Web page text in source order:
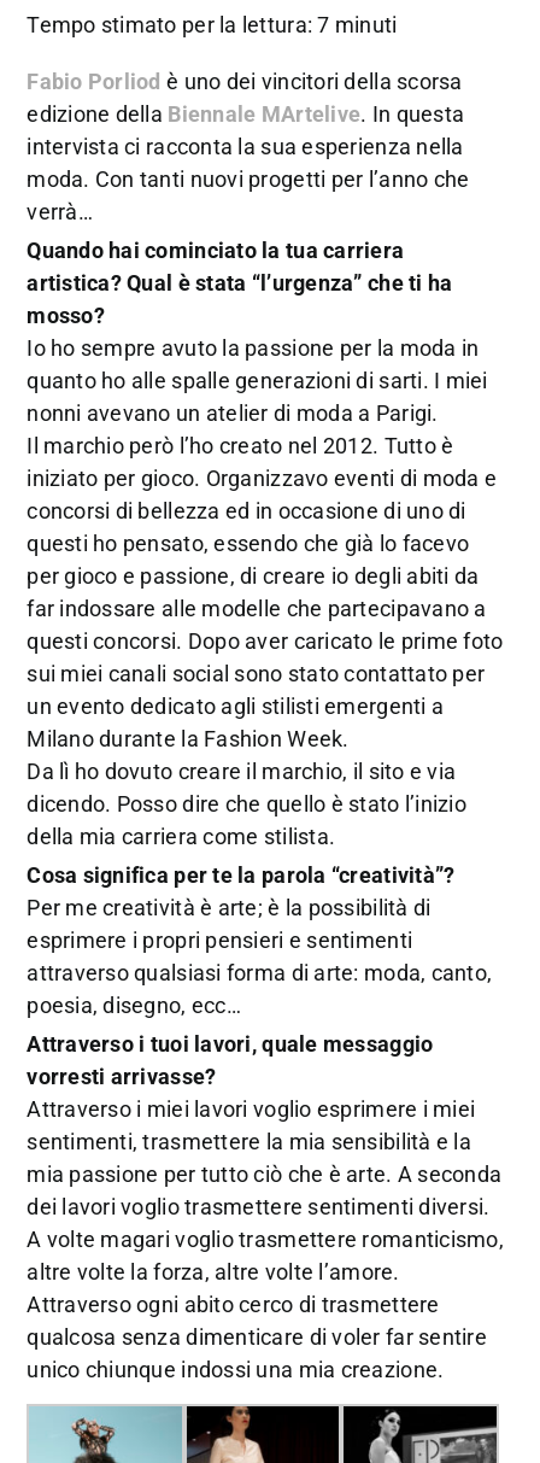
Tempo stimato per la lettura: 7 minuti
Fabio Porliodè uno dei vincitori della scorsa
edizione della Biennale MArtelive. In questa
intervista ci racconta la sua esperienza nella
moda. Con tanti nuovi progetti per l’anno che
verrà…
Quando hai cominciato la tua carriera
artistica? Qual è stata “l’urgenza” che ti ha
mosso?
Io ho sempre avuto la passione per la moda in
quanto ho alle spalle generazioni di sarti. I miei
nonni avevano un atelier di moda a Parigi.
Il marchio però l’ho creato nel 2012. Tutto è
iniziato per gioco. Organizzavo eventi di moda e
concorsi di bellezza ed in occasione di uno di
questi ho pensato, essendo che già lo facevo
per gioco e passione, di creare io degli abiti da
far indossare alle modelle che partecipavano a
questi concorsi. Dopo aver caricato le prime foto
sui miei canali social sono stato contattato per
un evento dedicato agli stilisti emergenti a
Milano durante la Fashion Week.
Da lì ho dovuto creare il marchio, il sito e via
dicendo. Posso dire che quello è stato l’inizio
della mia carriera come stilista.
Cosa significa per te la parola “creatività”?
Per me creatività è arte; è la possibilità di
esprimere i propri pensieri e sentimenti
attraverso qualsiasi forma di arte: moda, canto,
poesia, disegno, ecc…
Attraverso i tuoi lavori, quale messaggio
vorresti arrivasse?
Attraverso i miei lavori voglio esprimere i miei
sentimenti, trasmettere la mia sensibilità e la
mia passione per tutto ciò che è arte. A seconda
dei lavori voglio trasmettere sentimenti diversi.
A volte magari voglio trasmettere romanticismo,
altre volte la forza, altre volte l’amore.
Attraverso ogni abito cerco di trasmettere
qualcosa senza dimenticare di voler far sentire
unico chiunque indossi una mia creazione.